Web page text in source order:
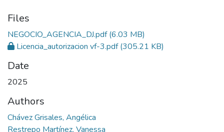
Files
NEGOCIO_AGENCIA_DJ.pdf(6.03 MB)
Licencia_autorizacion vf-3.pdf(305.21 KB)
Date
2025
Authors
Chávez Grisales, Angélica
Restrepo Martínez, Vanessa